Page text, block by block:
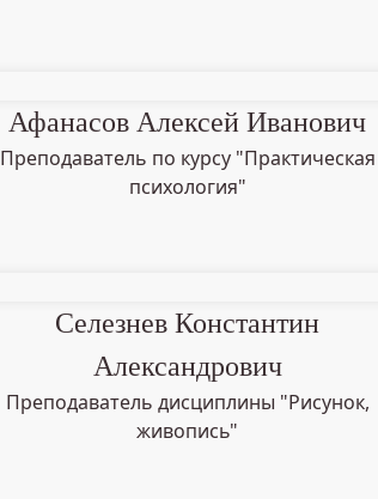
Афанасов Алексей Иванович
Преподаватель по курсу "Практическая
психология"
Селезнев Константин
Александрович
Преподаватель дисциплины "Рисунок,
живопись"